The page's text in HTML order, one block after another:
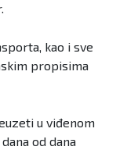
kao i sve
propisima
u viđenom
od dana